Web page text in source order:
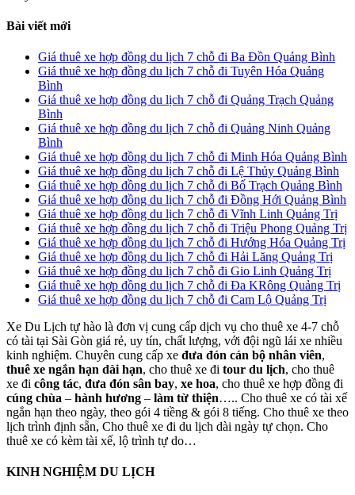
Bài viết mới
Giá thuê xe hợp đồng du lịch 7 chỗ đi Ba Đồn Quảng Bình
Giá thuê xe hợp đồng du lịch 7 chỗ đi Tuyên Hóa Quảng
Bình
Giá thuê xe hợp đồng du lịch 7 chỗ đi Quảng Trạch Quảng
Bình
Giá thuê xe hợp đồng du lịch 7 chỗ đi Quảng Ninh Quảng
Bình
Giá thuê xe hợp đồng du lịch 7 chỗ đi Minh Hóa Quảng Bình
Giá thuê xe hợp đồng du lịch 7 chỗ đi Lệ Thủy Quảng Bình
Giá thuê xe hợp đồng du lịch 7 chỗ đi Bố Trạch Quảng Bình
Giá thuê xe hợp đồng du lịch 7 chỗ đi Đồng Hới Quảng Bình
Giá thuê xe hợp đồng du lịch 7 chỗ đi Vĩnh Linh Quảng Trị
Giá thuê xe hợp đồng du lịch 7 chỗ đi Triệu Phong Quảng Trị
Giá thuê xe hợp đồng du lịch 7 chỗ đi Hướng Hóa Quảng Trị
Giá thuê xe hợp đồng du lịch 7 chỗ đi Hải Lăng Quảng Trị
Giá thuê xe hợp đồng du lịch 7 chỗ đi Gio Linh Quảng Trị
Giá thuê xe hợp đồng du lịch 7 chỗ đi Đa KRông Quảng Trị
Giá thuê xe hợp đồng du lịch 7 chỗ đi Cam Lộ Quảng Trị
Xe Du Lịch tự hào là đơn vị cung cấp dịch vụ cho thuê xe 4-7 chỗ
có tài tại Sài Gòn giá rẻ, uy tín, chất lượng, với đội ngũ lái xe nhiều
kinh nghiệm. Chuyên cung cấp xe đưa đón cán bộ nhân viên,
thuê xe ngắn hạn dài hạn, cho thuê xe đi tour du lịch, cho thuê
xe đi công tác, đưa đón sân bay, xe hoa, cho thuê xe hợp đồng đi
cúng chùa – hành hương – làm từ thiện….. Cho thuê xe có tài xế
ngắn hạn theo ngày, theo gói 4 tiềng & gói 8 tiếng. Cho thuê xe theo
lịch trình định sẵn, Cho thuê xe đi du lịch dài ngày tự chọn. Cho
thuê xe có kèm tài xế, lộ trình tự do…
KINH NGHIỆM DU LỊCH